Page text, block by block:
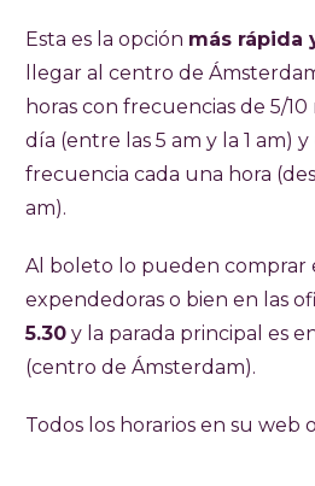
Esta es la opción más rápida
llegar al centro de
horas con frecuencias de 5/
día (entre las 5 am y la 1 am)
frecuencia cada una hora
am).
Al boleto lo pueden comprar
expendedoras o bien en las
5.30 y la parada principal es
(centro de Ámsterdam).
Todos los horarios en su web